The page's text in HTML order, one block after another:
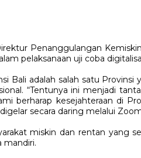
Penanggulangan
pelaksanaan uji coba
Bali adalah salah satu
“Tentunya ini menjadi
berharap kesejahteraan di
secara daring melalui
miskin dan rentan yang
mandiri.